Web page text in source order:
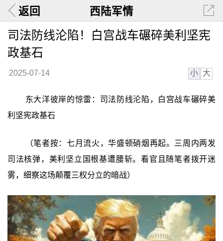
返回 西陆军情
司法防线沦陷！白宫战车碾碎美利坚宪
政基石
2025-07-14 小 大
东大洋彼岸的惊雷：司法防线沦陷，白宫战车碾碎美
利坚宪政基石
（笔者按：七月流火，华盛顿硝烟再起。三周内两发
司法核弹，美利坚立国根基遭腰斩。看官且随笔者拨开迷
雾，细察这场颠覆三权分立的暗战）